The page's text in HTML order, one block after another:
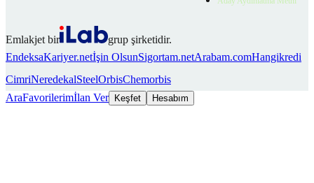
Emlakjet bir
grup şirketidir.
EndeksaKariyer.netİşin OlsunSigortam.netArabam.comHangikredi
CimriNeredekalSteelOrbisChemorbis
AraFavorilerimİlan Ver Keşfet Hesabım